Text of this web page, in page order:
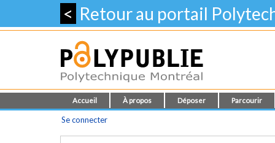
< Retour au portail
Accueil À propos Déposer Parcourir
Se connecter